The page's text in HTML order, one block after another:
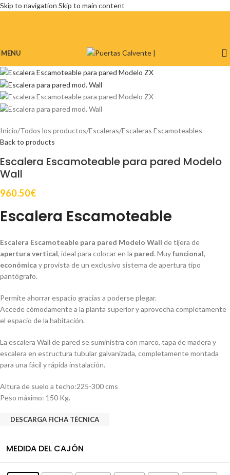
Skip to navigation Skip to main content
MENU
Inicio/Todos los productos/Escaleras/Escaleras Escamoteables
Back to products
Escalera Escamoteable para pared Modelo
Wall
960.50€
Escalera Escamoteable
Escalera Escamoteable para pared Modelo Wall de tijera de
apertura vertical, ideal para colocar en la pared. Muyfuncional,
económica y provista de un exclusivo sistema de apertura tipo
pantógrafo.
Permite ahorrar espacio gracias a poderse plegar.
Accede cómodamente a la planta superior y aprovecha completamente
el espacio de la habitación.
La escalera Wall de pared se suministra con marco, tapa de madera y
escalera en estructura tubular galvanizada, completamente montada
para una fácil y rápida instalación.
Altura de suelo a techo:225-300 cms
Peso máximo: 150 Kg.
DESCARGA FICHA TÉCNICA
MEDIDA DEL CAJÓN